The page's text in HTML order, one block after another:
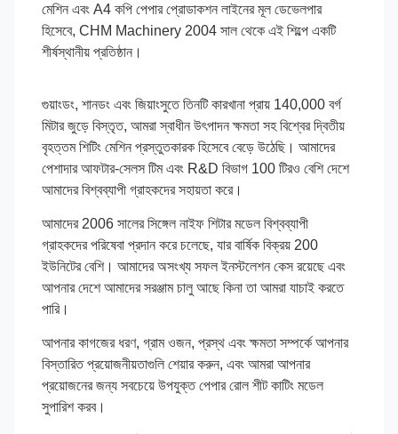
মেশিন এবং A4 কপি পেপার প্রোডাকশন লাইনের মূল ডেভেলপার
হিসেবে, CHM Machinery 2004 সাল থেকে এই শিল্পে একটি
শীর্ষস্থানীয় প্রতিষ্ঠান।
গুয়াংডং, শানডং এবং জিয়াংসুতে তিনটি কারখানা প্রায় 140,000 বর্গ
মিটার জুড়ে বিস্তৃত, আমরা স্বাধীন উৎপাদন ক্ষমতা সহ বিশ্বের দ্বিতীয়
বৃহত্তম শিটিং মেশিন প্রস্তুতকারক হিসেবে বেড়ে উঠেছি। আমাদের
পেশাদার আফটার-সেলস টিম এবং R&D বিভাগ 100 টিরও বেশি দেশে
আমাদের বিশ্বব্যাপী গ্রাহকদের সহায়তা করে।
আমাদের 2006 সালের সিঙ্গেল নাইফ শিটার মডেল বিশ্বব্যাপী
গ্রাহকদের পরিষেবা প্রদান করে চলেছে, যার বার্ষিক বিক্রয় 200
ইউনিটের বেশি। আমাদের অসংখ্য সফল ইনস্টলেশন কেস রয়েছে এবং
আপনার দেশে আমাদের সরঞ্জাম চালু আছে কিনা তা আমরা যাচাই করতে
পারি।
আপনার কাগজের ধরণ, গ্রাম ওজন, প্রস্থ এবং ক্ষমতা সম্পর্কে আপনার
বিস্তারিত প্রয়োজনীয়তাগুলি শেয়ার করুন, এবং আমরা আপনার
প্রয়োজনের জন্য সবচেয়ে উপযুক্ত পেপার রোল শীট কাটিং মডেল
সুপারিশ করব।